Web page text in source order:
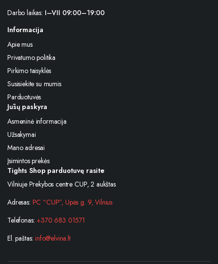
Darbo laikas: I–VII 09:00–19:00
Informacija
Apie mus
Privatumo politika
Pirkimo taisyklės
Susisiekite su mumis
Parduotuvės
Jūsų paskyra
Asmeninė informacija
Užsakymai
Mano adresai
Įsimintos prekės
Tights Shop parduotuvę rasite
Vilniuje Prekybos centre CUP, 2 aukštas
Adresas: PC “CUP”, Upės g. 9, Vilnius
Telefonas: +370 683 01571
El. paštas:info@elvina.lt